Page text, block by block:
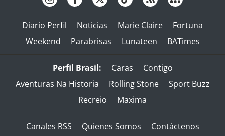
Diario Perfil Noticias Marie Claire
Fortuna
Weekend
Parabrisas Lunateen BATimes
Perfil Brasil: Caras
Contigo
Aventuras Na Historia
Rolling Stone
Sport Buzz
Recreio
Maxima
Canales RSS Quienes Somos
Contáctenos